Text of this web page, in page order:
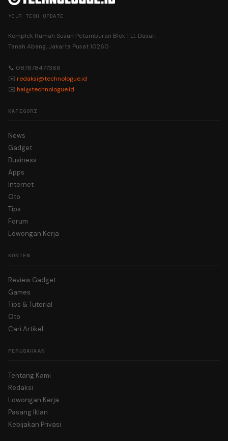
YOUR TECH UPDATE
Komplek Rumah Susun Petamburan Blok 1 Lt. Dasar,
Tanah Abang, Jakarta Pusat 10260
📞 087878477366
✉️ redaksi@technologue.id
✉️ hai@technologue.id
KATEGORI
News
Gadget
Business
Apps
Internet
Oto
Tips
Forum
Lowongan Kerja
KONTEN
Review Gadget
Games
Tips & Tutorial
Oto
Cari Artikel
PERUSAHAAN
Tentang Kami
Redaksi
Lowongan Kerja
Pasang Iklan
Kebijakan Privasi